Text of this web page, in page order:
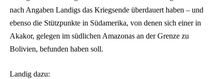
nach Angaben Landigs das Kriegsende überdauert haben – und
ebenso die Stützpunkte in Südamerika, von denen sich einer in
Akakor, gelegen im südlichen Amazonas an der Grenze zu
Bolivien, befunden haben soll.
Landig dazu: